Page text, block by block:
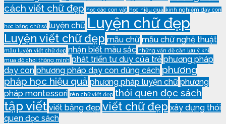
cách viết chữ đẹp học các con vật học hiệu quả kinh nghiệm dạy con
học bảng chữ số luyện chữ Luyện chữ đẹp
Luyện viết chữ đẹp mẫu chữ mẫu chữ nghệ thuật
mẫu luyện viết chữ đẹp nhận biết màu sắc những vấn đề cần lưu ý khi
mua đồ chơi thông minh phát triển tư duy của trẻ phương pháp
dạy con phương pháp dạy con đúng cách phương
pháp học hiệu quả phương pháp luyện chữ phương
pháp montessori rèn chữ viết đẹp thói quen đọc sách
tập viết viết bảng đẹp viết chữ đẹp xây dựng thói
quen đọc sách